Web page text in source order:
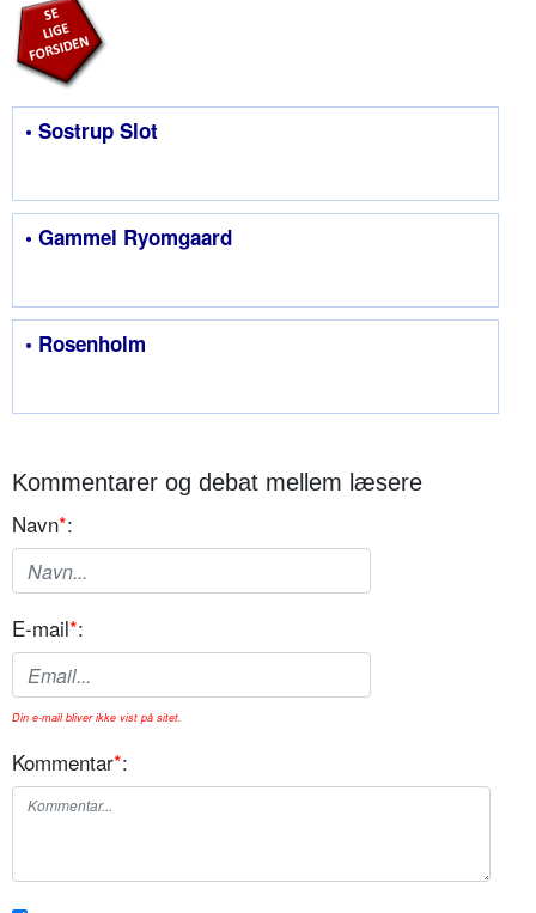
• Sostrup Slot
• Gammel Ryomgaard
• Rosenholm
Kommentarer og debat mellem læsere
Navn*:
E-mail*:
Din e-mail bliver ikke vist på sitet.
Kommentar*: